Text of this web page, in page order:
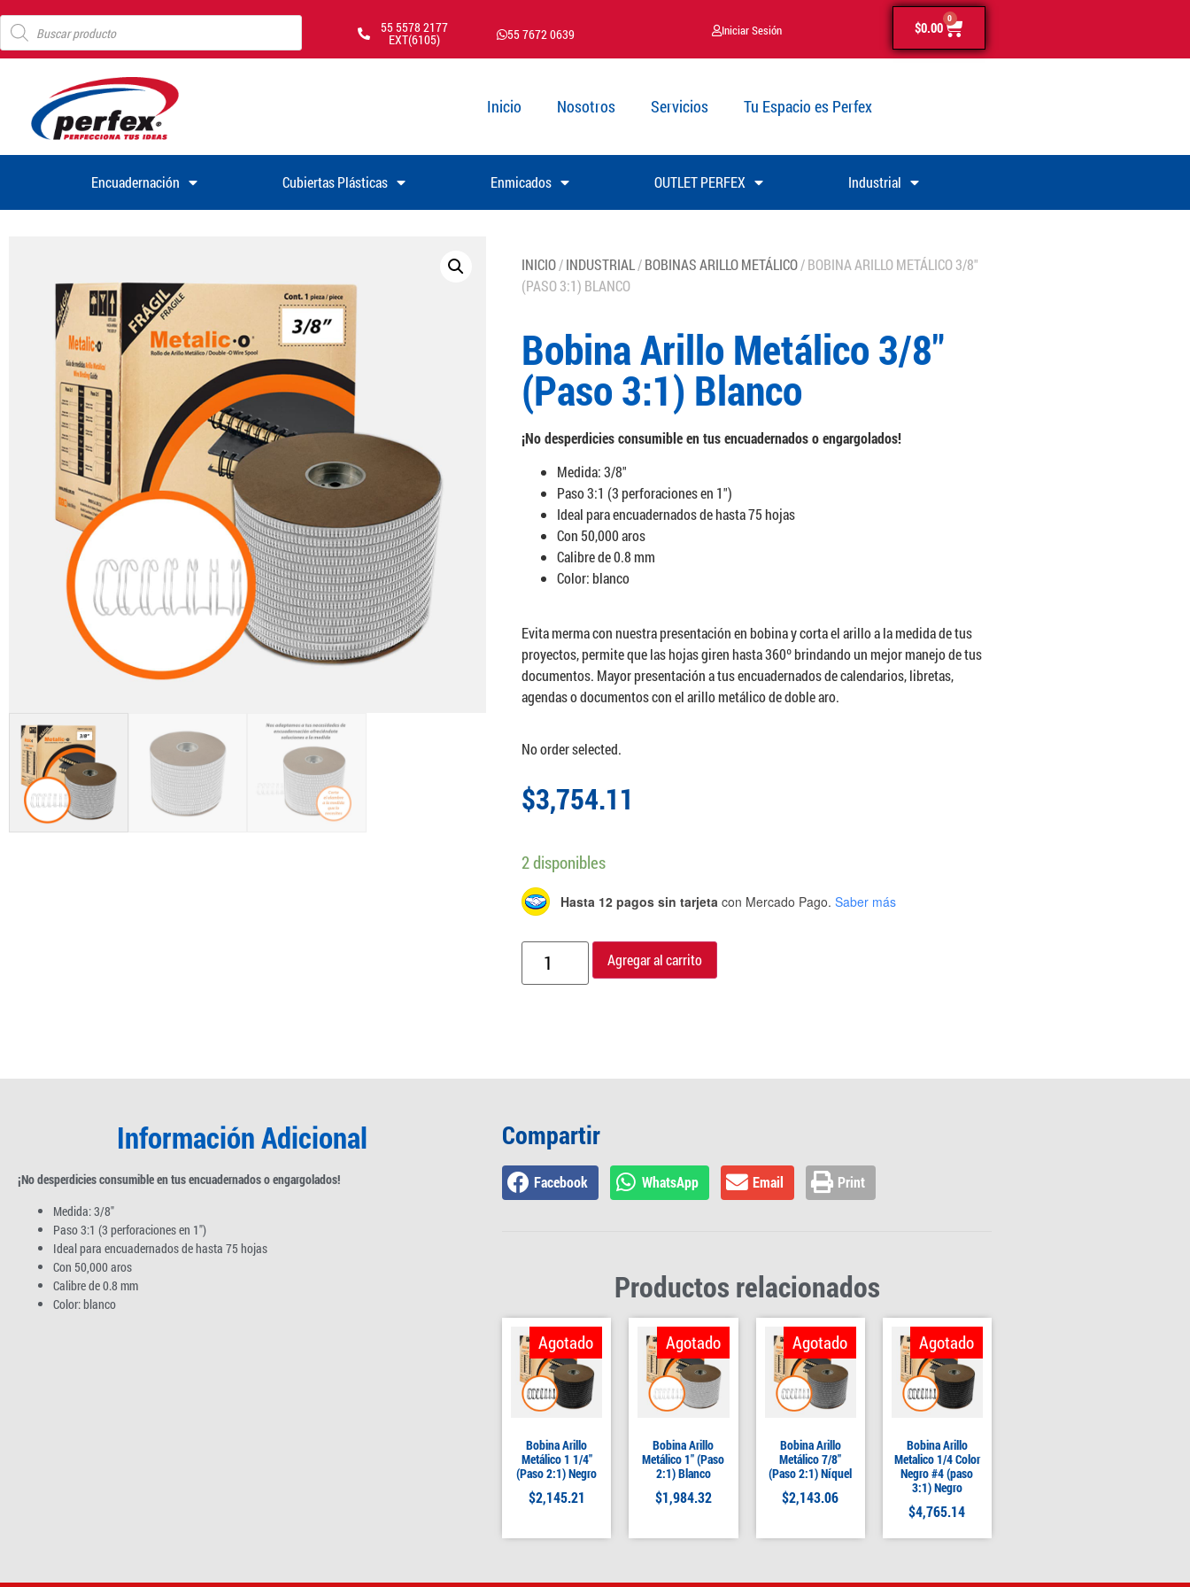
55 5578 2177
EXT(6105) 55 7672 0639 Iniciar Sesión $0.00
0
Inicio Nosotros Servicios Tu Espacio es Perfex
Encuadernación Cubiertas Plásticas Enmicados OUTLET PERFEX Industrial
INICIO/INDUSTRIAL/BOBINAS ARILLO METÁLICO/ BOBINA ARILLO METÁLICO 3/8″
(PASO 3:1) BLANCO
Bobina Arillo Metálico 3/8″
(Paso 3:1) Blanco
¡No desperdicies consumible en tus encuadernados o engargolados!
Medida: 3/8″
Paso 3:1 (3 perforaciones en 1″)
Ideal para encuadernados de hasta 75 hojas
Con 50,000 aros
Calibre de 0.8 mm
Color: blanco
Evita merma con nuestra presentación en bobina y corta el arillo a la medida de tus
proyectos, permite que las hojas giren hasta 360º brindando un mejor manejo de tus
documentos. Mayor presentación a tus encuadernados de calendarios, libretas,
agendas o documentos con el arillo metálico de doble aro.
No order selected.
$3,754.11
2 disponibles
Hasta 12 pagos sin tarjeta con Mercado Pago. Saber más
Agregar al carrito
Información Adicional
¡No desperdicies consumible en tus encuadernados o engargolados!
Medida: 3/8″
Paso 3:1 (3 perforaciones en 1″)
Ideal para encuadernados de hasta 75 hojas
Con 50,000 aros
Calibre de 0.8 mm
Color: blanco
Compartir
Facebook WhatsApp Email Print
Productos relacionados
Bobina Arillo
Metálico 1 1/4″
(Paso 2:1) Negro
$2,145.21
Agotado
Bobina Arillo
Metálico 1″ (Paso
2:1) Blanco
$1,984.32
Agotado
Bobina Arillo
Metálico 7/8″
(Paso 2:1) Níquel
$2,143.06
Agotado
Bobina Arillo
Metalico 1/4 Color
Negro #4 (paso
3:1) Negro
$4,765.14
Agotado